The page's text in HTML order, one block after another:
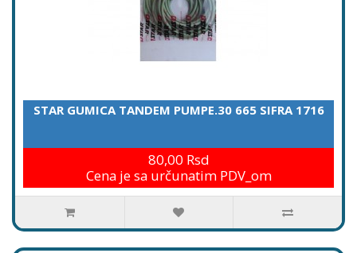
STAR GUMICA TANDEM PUMPE.30 665 SIFRA 1716
80,00 Rsd
Cena je sa určunatim PDV_om